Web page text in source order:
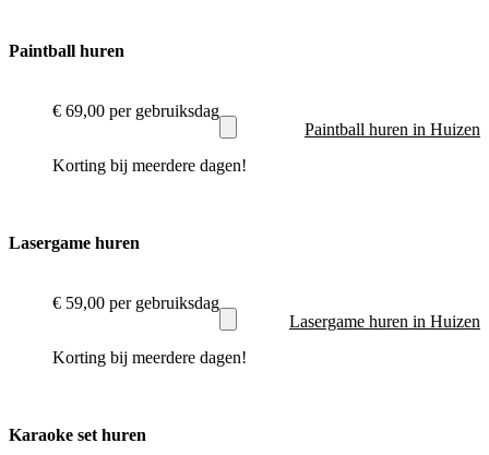
Paintball huren
€ 69,00 per gebruiksdag
Korting bij meerdere dagen!
Paintball huren in Huizen
Lasergame huren
€ 59,00 per gebruiksdag
Korting bij meerdere dagen!
Lasergame huren in Huizen
Karaoke set huren